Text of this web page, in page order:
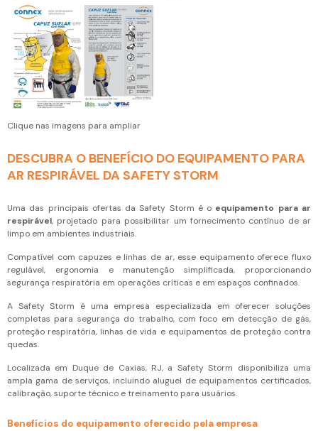
Clique nas imagens para ampliar
DESCUBRA O BENEFÍCIO DO EQUIPAMENTO PARA
AR RESPIRÁVEL DA SAFETY STORM
Uma das principais ofertas da Safety Storm é o equipamento para ar
respirável, projetado para possibilitar um fornecimento contínuo de ar
limpo em ambientes industriais.
Compatível com capuzes e linhas de ar, esse equipamento oferece fluxo
regulável, ergonomia e manutenção simplificada, proporcionando
segurança respiratória em operações críticas e em espaços confinados.
A Safety Storm é uma empresa especializada em oferecer soluções
completas para segurança do trabalho, com foco em detecção de gás,
proteção respiratória, linhas de vida e equipamentos de proteção contra
quedas.
Localizada em Duque de Caxias, RJ, a Safety Storm disponibiliza uma
ampla gama de serviços, incluindo aluguel de equipamentos certificados,
calibração, suporte técnico e treinamento para usuários.
Benefícios do equipamento oferecido pela empresa